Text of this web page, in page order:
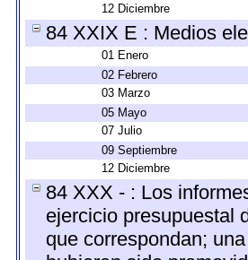
12 Diciembre
84 XXIX E : Medios
01 Enero
02 Febrero
03 Marzo
05 Mayo
07 Julio
09 Septiembre
12 Diciembre
84 XXX - : Los
ejercicio presupuestal
que correspondan;